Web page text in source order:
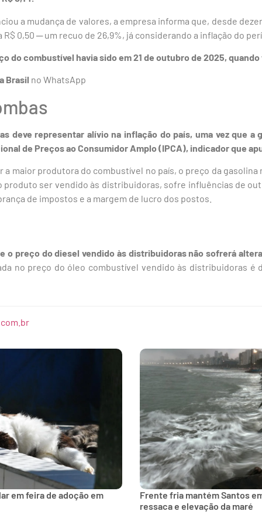
a mudança de valores, a empresa informa que, desde
R$ 0,50 ─ um recuo de 26,9%, já considerando a inflação do
do combustível havia sido em 21 de outubro de 2025,
Brasil no WhatsApp
deve representar alívio na inflação do país, uma vez que a
de Preços ao Consumidor Amplo (IPCA), indicador que
a maior produtora do combustível no país, o preço da gasolina
produto ser vendido às distribuidoras, sofre influências de
de impostos e a margem de lucro dos postos.
o preço do diesel vendido às distribuidoras não sofrerá
no preço do óleo combustível vendido às distribuidoras é
em feira de adoção em
Frente fria mantém Santos
ressaca e elevação da maré